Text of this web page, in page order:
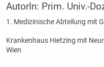
AutorIn: Prim. Univ.-
1. Medizinische Abteilung mit
Krankenhaus Hietzing mit
Wien